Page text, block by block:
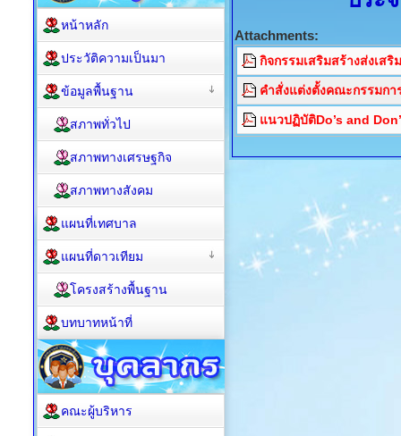
Attachments:
กิจกรรมเสริมสร้างส่งเส
คำสั่งแต่งตั้งคณะกรรมกา
แนวปฏิบัติDo’s and
หน้าหลัก
ประวัติความเป็นมา
ข้อมูลพื้นฐาน
สภาพทั่วไป
สภาพทางเศรษฐกิจ
สภาพทางสังคม
แผนที่เทศบาล
แผนที่ดาวเทียม
โครงสร้างพื้นฐาน
บทบาทหน้าที่
คณะผู้บริหาร